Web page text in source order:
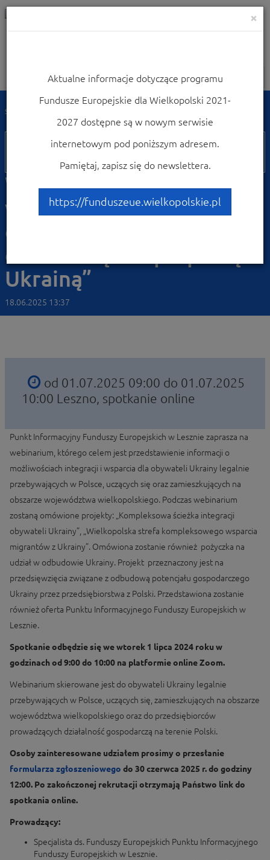
Nawigacja
Strona główna
01
lipca
Webinarium „Ścieżka
wsparcia na integrację
obywateli Ukrainy oraz
odbudowę i współpracę z
Ukrainą”
18.06.2025 13:37
od 01.07.2025 09:00 do 01.07.2025
10:00 Leszno, spotkanie online
Punkt Informacyjny Funduszy Europejskich w Lesznie zaprasza na
webinarium, którego celem jest przedstawienie informacji o
możliwościach integracji i wsparcia dla obywateli Ukrainy legalnie
przebywających w Polsce, uczących się oraz zamieszkujących na
obszarze województwa wielkopolskiego. Podczas webinarium
zostaną omówione projekty: „Kompleksowa ścieżka integracji
obywateli Ukrainy”, „Wielkopolska strefa kompleksowego wsparcia
migrantów z Ukrainy”. Omówiona zostanie również pożyczka na
udział w odbudowie Ukrainy. Projekt przeznaczony jest na
przedsięwzięcia związane z odbudową potencjału gospodarczego
Ukrainy przez przedsiębiorstwa z Polski. Przedstawiona zostanie
również oferta Punktu Informacyjnego Funduszy Europejskich w
Lesznie.
Spotkanie odbędzie się we wtorek 1 lipca 2024 roku w
godzinach od 9:00 do 10:00 na platformie online Zoom.
Webinarium skierowane jest do obywateli Ukrainy legalnie
przebywających w Polsce, uczących się, zamieszkujących na obszarze
województwa wielkopolskiego oraz do przedsiębiorców
prowadzących działalność gospodarczą na terenie Polski.
Osoby zainteresowane udziałem prosimy o przesłanie
formularza zgłoszeniowego do 30 czerwca 2025 r. do godziny
12:00. Po zakończonej rekrutacji otrzymają Państwo link do
spotkania online.
Prowadzący:
Specjalista ds. Funduszy Europejskich Punktu Informacyjnego
Funduszy Europejskich w Lesznie.
×
Aktualne informacje dotyczące programu
Fundusze Europejskie dla Wielkopolski 2021-
2027 dostępne są w nowym serwisie
internetowym pod poniższym adresem.
Pamiętaj, zapisz się do newslettera.
https://funduszeue.wielkopolskie.pl